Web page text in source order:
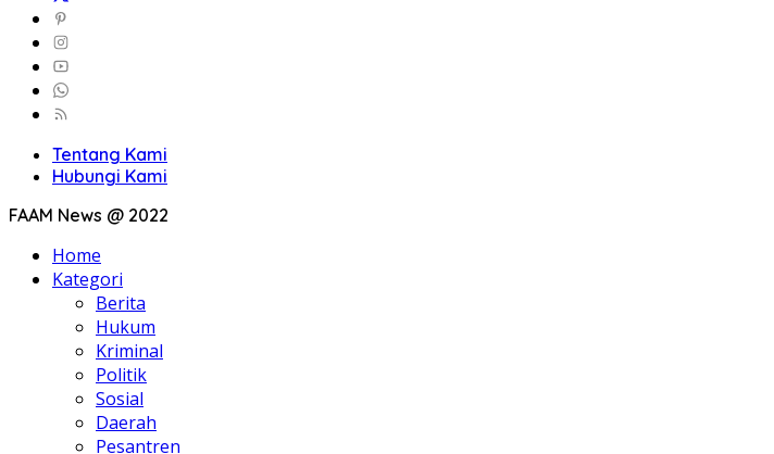
Tentang Kami
Hubungi Kami
FAAM News @ 2022
Home
Kategori
Berita
Hukum
Kriminal
Politik
Sosial
Daerah
Pesantren